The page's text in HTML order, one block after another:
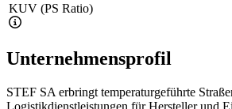
KUV (PS Ratio)
Unternehmensprofil
STEF SA erbringt temperaturgeführte
Logistikdienstleistungen für Hersteller und